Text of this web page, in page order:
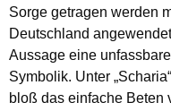
Sorge getragen werden
Deutschland
Aussage eine
Symbolik. Unter
bloß das einfache Beten